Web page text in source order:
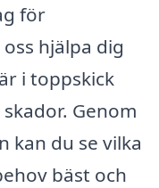
för
hjälpa dig
i toppskick
Genom
kan du se vilka
bäst och